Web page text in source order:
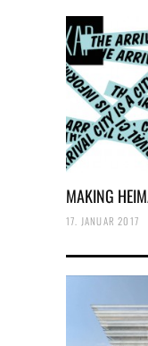
MAKING
17. JANUAR 2017